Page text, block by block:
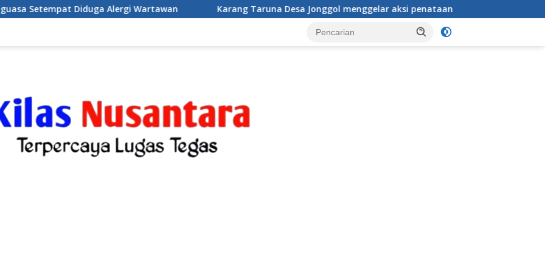
Alergi Wartawan Karang Taruna Desa Jonggol menggelar aksi penataan dan pembersihan menyeluruh Alun-Alun